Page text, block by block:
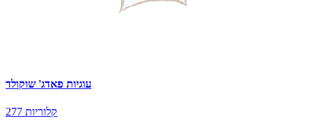
עוגיות פאדג' שוקולד
277 קלוריות